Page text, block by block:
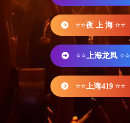
⭐⭐夜 上 海 ⭐⭐
⭐⭐ 上海龙凤 ⭐⭐
⭐⭐ 上海419 ⭐⭐